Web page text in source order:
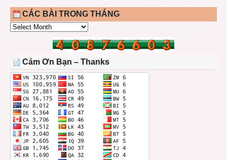
CÁC BÀI TRONG THÁNG
CÁC
THÁNG
Cảm Ơn Bạn – Thanks